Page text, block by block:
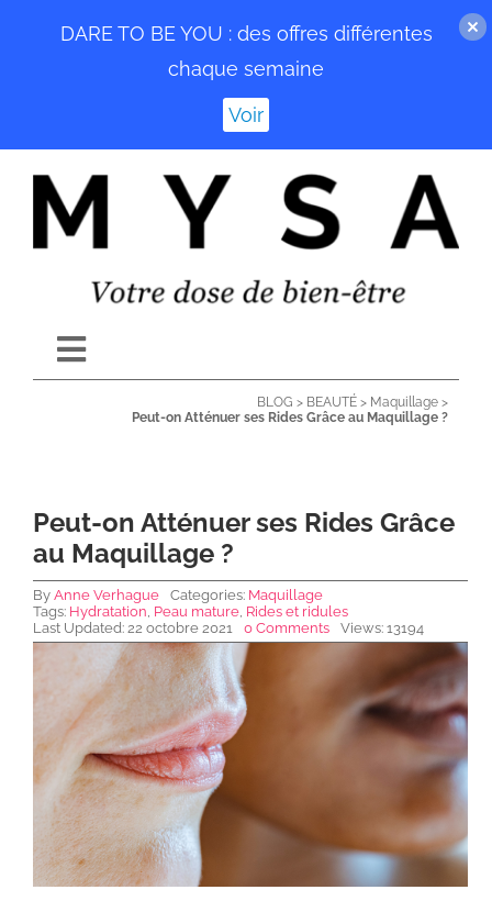
contenu
Toggle
Navigation
NEWS DE FOREO
SKINCARE
SANTÉ & BIEN-ÊTRE
BEAUTÉ
À PROPOS
BLOG > BEAUTÉ > Maquillage >
Peut-on Atténuer ses Rides Grâce au Maquillage ?
Peut-on Atténuer ses Rides Grâce
au Maquillage ?
By Anne Verhague Categories: Maquillage
Tags: Hydratation Peau mature Rides et ridules
Last Updated: 22 octobre 2021
0 Comments Views: 13194
DARE TO BE YOU : des offres différentes
chaque semaine
Voir